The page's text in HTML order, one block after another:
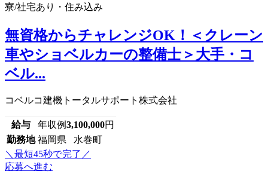
寮/社宅あり・住み込み
無資格からチャレンジOK！＜クレーン
車やショベルカーの整備士＞大手・コ
ベル...
コベルコ建機トータルサポート株式会社
給与 年収例3,100,000円
勤務地 福岡県 水巻町
＼最短45秒で完了／
応募へ進む